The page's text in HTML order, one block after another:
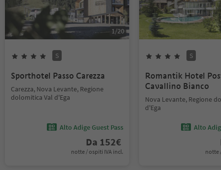
1/20
S
Sporthotel Passo Carezza
Carezza, Nova Levante, Regione
dolomitica Val d'Ega
Alto Adige Guest Pass
Da 152€
notte / ospiti IVA incl.
S
Romantik Hotel
Cavallino Bianco
Nova Levante, Regione
d'Ega
Alto
notte